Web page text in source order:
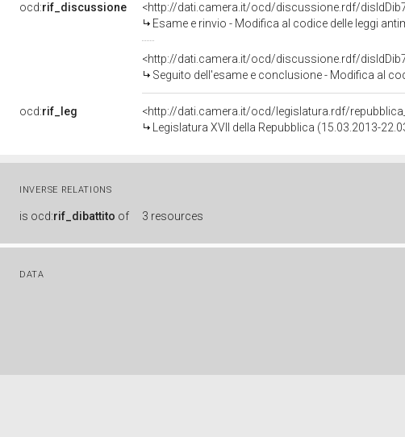
ocd:rif_discussione
<http://dati.camera.it/ocd/discussione.rdf/
Esame e rinvio - Modifica al codice delle leggi antimafia e delle misure
<http://dati.camera.it/ocd/discussione.rdf/
Seguito dell'esame e conclusione - Modifica al codice delle leggi antimafia e
ocd:rif_leg
<http://dati.camera.it/ocd/legislatura.rdf/
Legislatura XVII della Repubblica (15.03.2013-
INVERSE RELATIONS
is ocd:rif_dibattito of 3 resources
DATA